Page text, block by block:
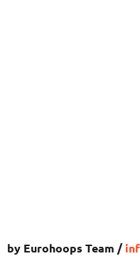
by Eurohoops Team /